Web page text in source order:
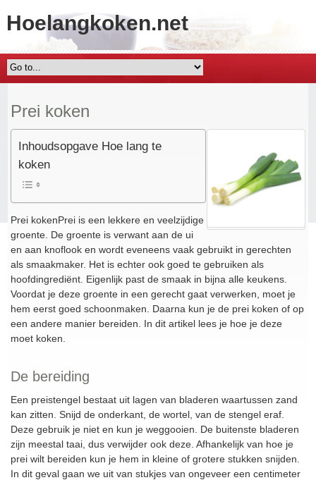
Hoelangkoken.net
Prei koken
Inhoudsopgave Hoe lang te
koken
Prei kokenPrei is een lekkere en veelzijdige
groente. De groente is verwant aan de ui
en aan knoflook en wordt eveneens vaak gebruikt in gerechten
als smaakmaker. Het is echter ook goed te gebruiken als
hoofdingrediënt. Eigenlijk past de smaak in bijna alle keukens.
Voordat je deze groente in een gerecht gaat verwerken, moet je
hem eerst goed schoonmaken. Daarna kun je de prei koken of op
een andere manier bereiden. In dit artikel lees je hoe je deze
moet koken.
De bereiding
Een preistengel bestaat uit lagen van bladeren waartussen zand
kan zitten. Snijd de onderkant, de wortel, van de stengel eraf.
Deze gebruik je niet en kun je weggooien. De buitenste bladeren
zijn meestal taai, dus verwijder ook deze. Afhankelijk van hoe je
prei wilt bereiden kun je hem in kleine of grotere stukken snijden.
In dit geval gaan we uit van stukjes van ongeveer een centimeter